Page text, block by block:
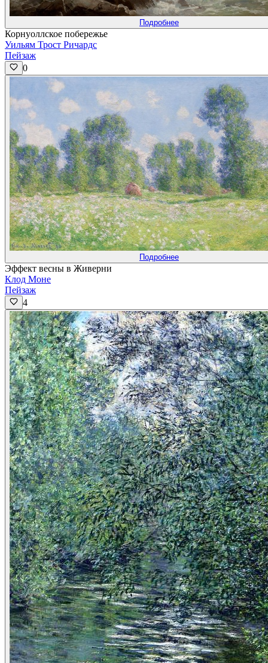
Подробнее
Корнуоллское побережье
Уильям Трост Ричардс
Пейзаж
0
Подробнее
Эффект весны в Живерни
Клод Моне
Пейзаж
4